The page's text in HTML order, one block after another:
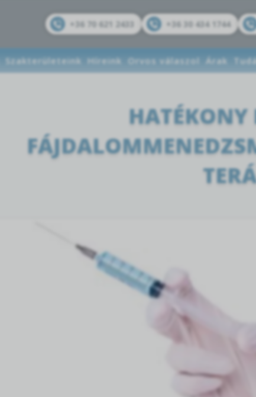
+36 70 621 2433 +36 30 434 1744
Szakterületeink Híreink Orvos válaszol Árak
HATÉKONY